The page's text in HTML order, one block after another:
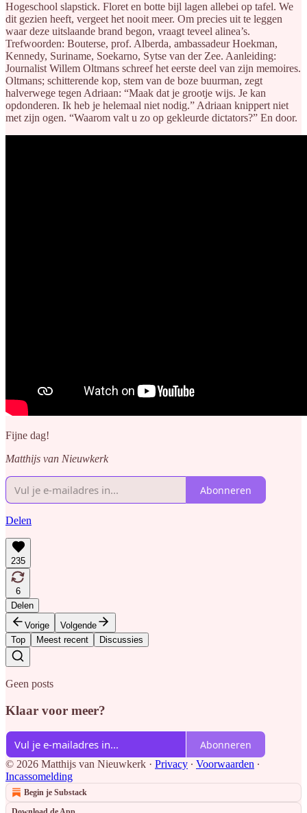
Hogeschool slapstick. Floret en botte bijl lagen allebei op tafel. We
dit gezien heeft, vergeet het nooit meer. Om precies uit te leggen
waar deze uitslaande brand begon, vraagt teveel alinea’s.
Trefwoorden: Bouterse, prof. Alberda, ambassadeur Hoekman,
Kennedy, Suriname, Soekarno, Sytse van der Zee. Aanleiding:
Journalist Willem Oltmans schreef het eerste deel van zijn memoires.
Oltmans; schitterende kop, stem van de boze buurman, zegt
halverwege tegen Adriaan: “Maak dat je grootje wijs. Je kan
opdonderen. Ik heb je helemaal niet nodig.” Adriaan knippert niet
met zijn ogen. “Waarom valt u zo op gekleurde dictators?” En door.
Fijne dag!
Matthijs van Nieuwkerk
Abonneren
Delen
235
6
Delen
Vorige
Volgende
Top
Meest recent Discussies
Geen posts
Klaar voor meer?
Abonneren
© 2026 Matthijs van Nieuwkerk · Privacy ∙ Voorwaarden ∙
Incassomelding
Begin je Substack